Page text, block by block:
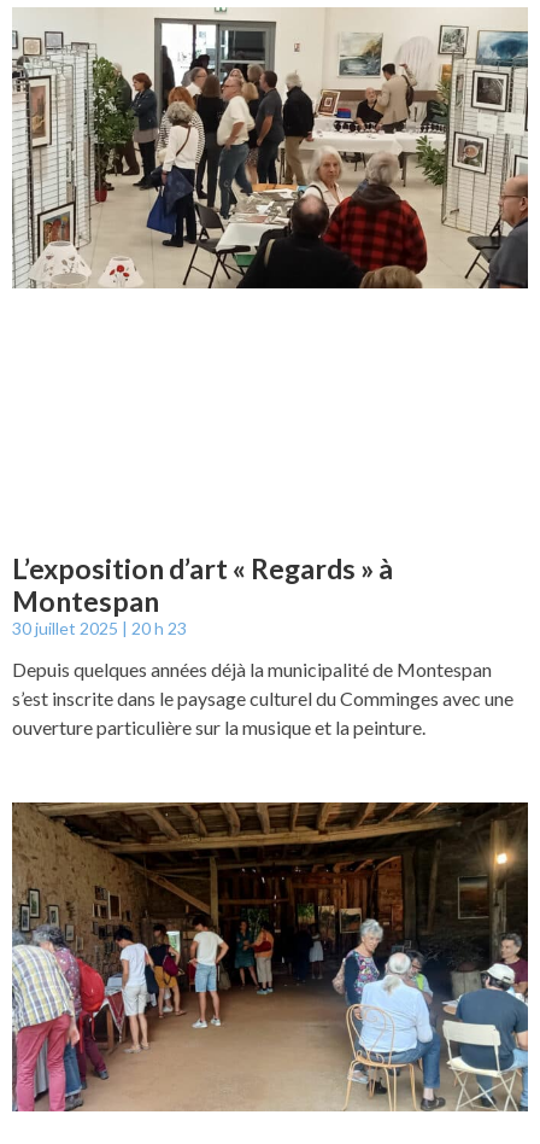
L’exposition d’art « Regards » à
Montespan
30 juillet 2025 20 h 23
Depuis quelques années déjà la municipalité de Montespan
s’est inscrite dans le paysage culturel du Comminges avec une
ouverture particulière sur la musique et la peinture.